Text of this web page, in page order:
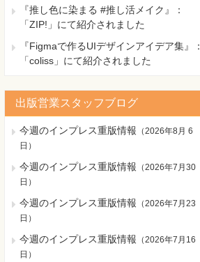
『推し色に染まる #推し活メイク』：
「ZIP!」にて紹介されました
『Figmaで作るUIデザインアイデア集』：
「coliss」にて紹介されました
出版営業スタッフブログ
今週のインプレス重版情報 （2026年8月 6
日 ）
今週のインプレス重版情報 （2026年7月30
日 ）
今週のインプレス重版情報 （2026年7月23
日 ）
今週のインプレス重版情報 （2026年7月16
日 ）